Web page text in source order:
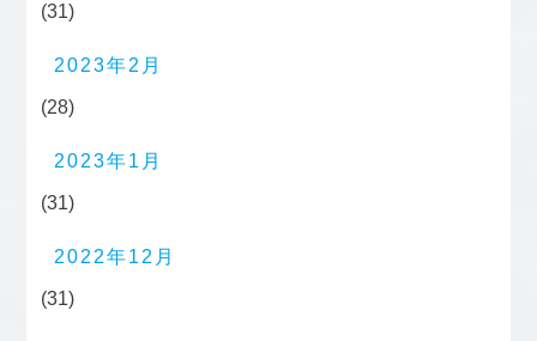
(31)
2023年2月
(28)
2023年1月
(31)
2022年12月
(31)